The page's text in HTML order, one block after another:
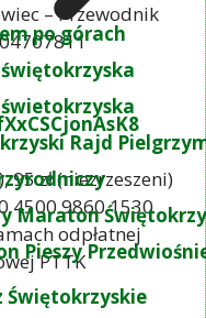
po górach
Rajd
Maraton
Pieszy
Świętokrzyskie
– Przewodnik
95 zł (niezrzeszeni)
4500 9860 1530
odpłatnej
PTTK